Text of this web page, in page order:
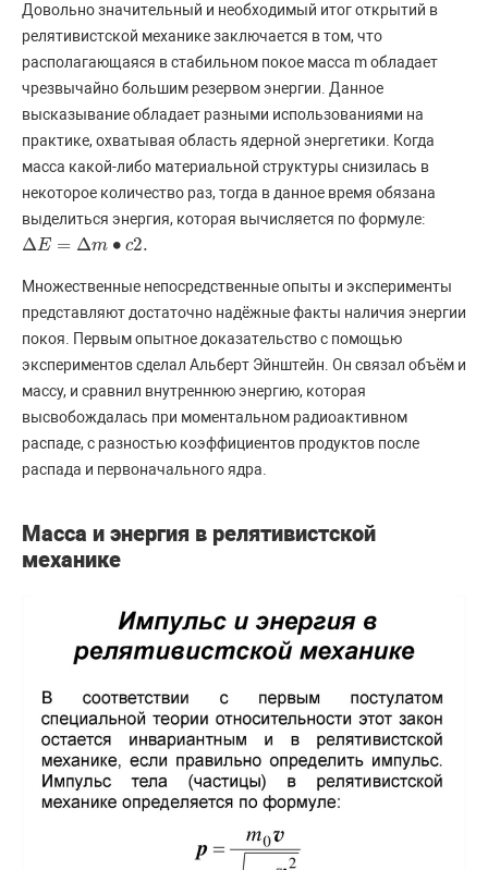
Довольно значительный и необходимый итог открытий в
релятивистской механике заключается в том, что
располагающаяся в стабильном покое масса m обладает
чрезвычайно большим резервом энергии. Данное
высказывание обладает разными использованиями на
практике, охватывая область ядерной энергетики. Когда
масса какой-либо материальной структуры снизилась в
некоторое количество раз, тогда в данное время обязана
выделиться энергия, которая вычисляется по формуле:
ΔE = Δm ∙ c2.
ΔE=Δm c2.
Множественные непосредственные опыты и эксперименты
представляют достаточно надёжные факты наличия энергии
покоя. Первым опытное доказательство с помощью
экспериментов сделал Альберт Эйнштейн. Он связал объём и
массу, и сравнил внутреннюю энергию, которая
высвобождалась при моментальном радиоактивном
распаде, с разностью коэффициентов продуктов после
распада и первоначального ядра.
Масса и энергия в релятивистской
механике